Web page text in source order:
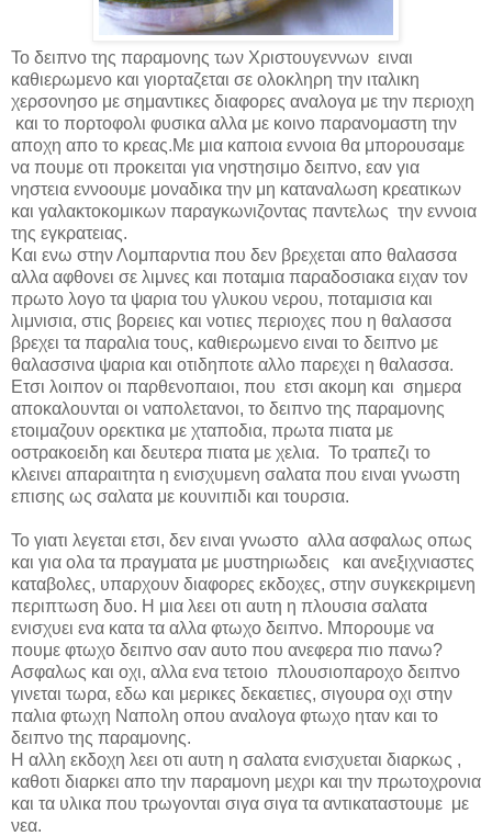
Το δειπνο της παραμονης των Χριστουγεννων ειναι
καθιερωμενο και γιορταζεται σε ολοκληρη την ιταλικη
χερσονησο με σημαντικες διαφορες αναλογα με την περιοχη
και το πορτοφολι φυσικα αλλα με κοινο παρανομαστη την
αποχη απο το κρεας.Με μια καποια εννοια θα μπορουσαμε
να πουμε οτι προκειται για νηστησιμο δειπνο, εαν για
νηστεια εννοουμε μοναδικα την μη καταναλωση κρεατικων
και γαλακτοκομικων παραγκωνιζοντας παντελως την εννοια
της εγκρατειας.
Και ενω στην Λομπαρντια που δεν βρεχεται απο θαλασσα
αλλα αφθονει σε λιμνες και ποταμια παραδοσιακα ειχαν τον
πρωτο λογο τα ψαρια του γλυκου νερου, ποταμισια και
λιμνισια, στις βορειες και νοτιες περιοχες που η θαλασσα
βρεχει τα παραλια τους, καθιερωμενο ειναι το δειπνο με
θαλασσινα ψαρια και οτιδηποτε αλλο παρεχει η θαλασσα.
Ετσι λοιπον οι παρθενοπαιοι, που ετσι ακομη και σημερα
αποκαλουνται οι ναπολετανοι, το δειπνο της παραμονης
ετοιμαζουν ορεκτικα με χταποδια, πρωτα πιατα με
οστρακοειδη και δευτερα πιατα με χελια. Το τραπεζι το
κλεινει απαραιτητα η ενισχυμενη σαλατα που ειναι γνωστη
επισης ως σαλατα με κουνιπιδι και τουρσια.
Το γιατι λεγεται ετσι, δεν ειναι γνωστο αλλα ασφαλως οπως
και για ολα τα πραγματα με μυστηριωδεις και ανεξιχνιαστες
καταβολες, υπαρχουν διαφορες εκδοχες, στην συγκεκριμενη
περιπτωση δυο. Η μια λεει οτι αυτη η πλουσια σαλατα
ενισχυει ενα κατα τα αλλα φτωχο δειπνο. Μπορουμε να
πουμε φτωχο δειπνο σαν αυτο που ανεφερα πιο πανω?
Aσφαλως και οχι, αλλα ενα τετοιο πλουσιοπαροχο δειπνο
γινεται τωρα, εδω και μερικες δεκαετιες, σιγουρα οχι στην
παλια φτωχη Ναπολη οπου αναλογα φτωχο ηταν και το
δειπνο της παραμονης.
Η αλλη εκδοχη λεει οτι αυτη η σαλατα ενισχυεται διαρκως ,
καθοτι διαρκει απο την παραμονη μεχρι και την πρωτοχρονια
και τα υλικα που τρωγονται σιγα σιγα τα αντικαταστουμε με
νεα.